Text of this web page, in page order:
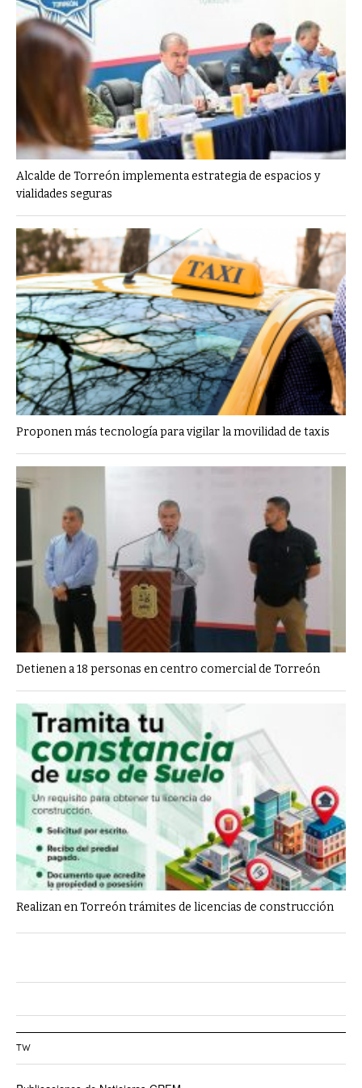
Alcalde de Torreón implementa estrategia de espacios y
vialidades seguras
Proponen más tecnología para vigilar la movilidad de taxis
Detienen a 18 personas en centro comercial de Torreón
Realizan en Torreón trámites de licencias de construcción
TW